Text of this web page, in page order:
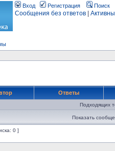
Вход Регистрация Поиск
Сообщения без ответов
Ответы
Подходящих
Показать
0 ]